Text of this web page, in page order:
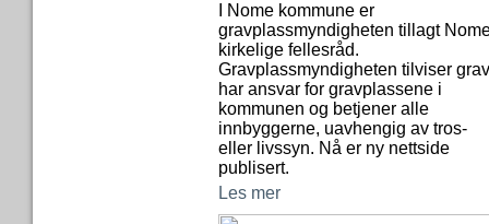
I Nome kommune er
gravplassmyndigheten tillagt
kirkelige fellesråd.
Gravplassmyndigheten tilviser
har ansvar for gravplassene i
kommunen og betjener alle
innbyggerne, uavhengig av tros-
eller livssyn. Nå er ny nettside
publisert.
Les mer